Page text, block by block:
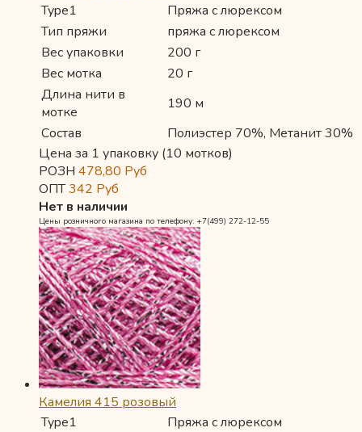
Type1
Пряжа с люрексом
Тип пряжи
пряжа с люрексом
Вес упаковки
200 г
Вес мотка
20 г
Длина нити в
мотке
190 м
Состав
Полиэстер 70%, Метанит 30%
Цена за 1 упаковку (10 мотков)
РОЗН 478,80 Руб
ОПТ342 Руб
Нет в наличии
Цены розничного магазина по телефону: +7(499) 272-12-55
Камелия 415 розовый
Type1
Пряжа с люрексом